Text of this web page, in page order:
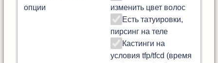
опции
изменить цвет волос
Есть татуировки,
пирсинг на теле
Кастинги на
условия tfp/tfcd (время